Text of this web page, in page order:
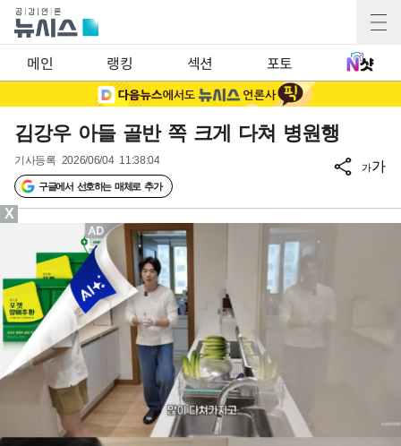
메인 랭킹 섹션 포토
김강우 아들 골반 쪽 크게 다쳐 병원행
기사등록 2026/06/04 11:38:04
구글에서 선호하는 매체로 추가
가가
X